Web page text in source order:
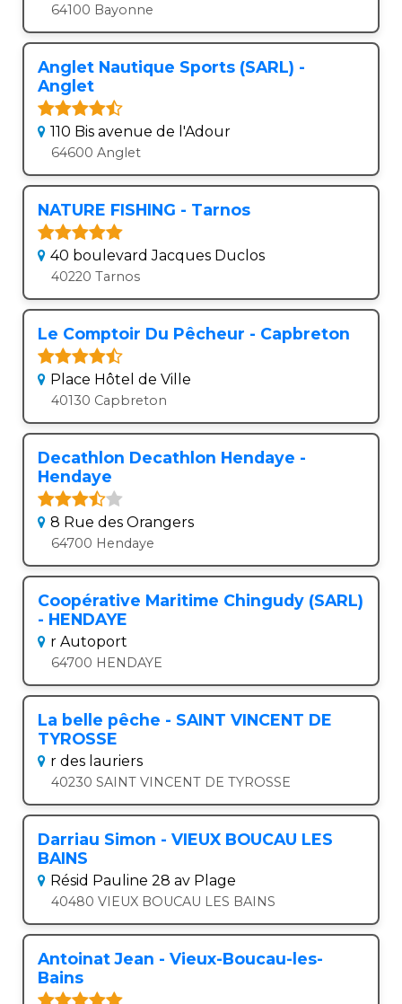
64100 Bayonne
Anglet Nautique Sports (SARL) -
Anglet
110 Bis avenue de l'Adour
64600 Anglet
NATURE FISHING - Tarnos
40 boulevard Jacques Duclos
40220 Tarnos
Le Comptoir Du Pêcheur - Capbreton
Place Hôtel de Ville
40130 Capbreton
Decathlon Decathlon Hendaye -
Hendaye
8 Rue des Orangers
64700 Hendaye
Coopérative Maritime Chingudy (SARL)
- HENDAYE
r Autoport
64700 HENDAYE
La belle pêche - SAINT VINCENT DE
TYROSSE
r des lauriers
40230 SAINT VINCENT DE TYROSSE
Darriau Simon - VIEUX BOUCAU LES
BAINS
Résid Pauline 28 av Plage
40480 VIEUX BOUCAU LES BAINS
Antoinat Jean - Vieux-Boucau-les-
Bains